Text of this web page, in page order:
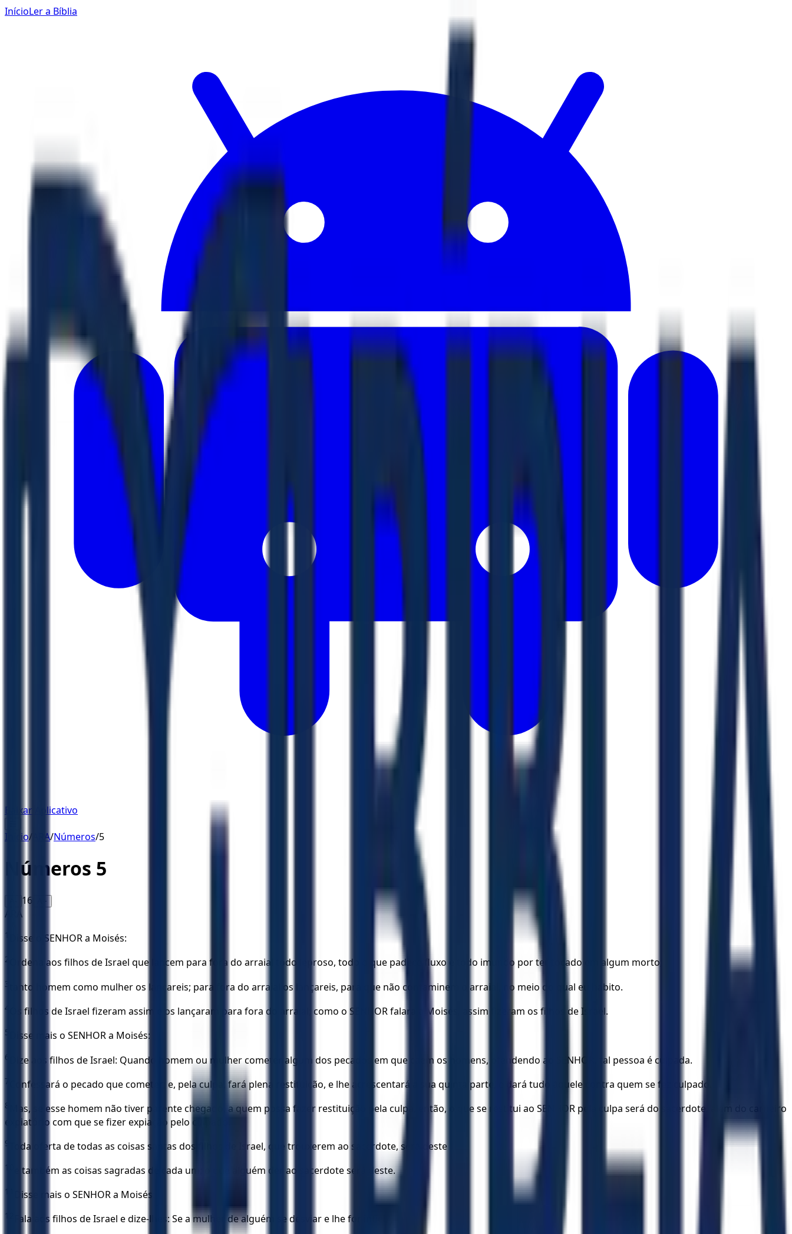
InícioLer a Bíblia
Baixar Aplicativo
Início/ ARA/Números/5
Números 5
16 A+
ARA
1 Disse o SENHOR a Moisés:
2 Ordena aos filhos de Israel que lancem para fora do arraial todo leproso, todo o que padece fluxo e todo imundo por ter tocado em algum morto;
3 tanto homem como mulher os lançareis; para fora do arraial os lançareis, para que não contaminem o arraial, no meio do qual eu habito.
4 Os filhos de Israel fizeram assim e os lançaram para fora do arraial; como o SENHOR falara a Moisés, assim fizeram os filhos de Israel.
5 Disse mais o SENHOR a Moisés:
6 Dize aos filhos de Israel: Quando homem ou mulher cometer algum dos pecados em que caem os homens, ofendendo ao SENHOR, tal pessoa é culpada.
7 Confessará o pecado que cometer; e, pela culpa, fará plena restituição, e lhe acrescentará a sua quinta parte, e dará tudo àquele contra quem se fez culpado.
8
Mas, se esse homem não tiver parente chegado, a quem possa fazer restituição pela culpa, então, o que se restitui ao SENHOR pela culpa será do sacerdote, além do carneiro
expiatório com que se fizer expiação pelo culpado.
9 Toda oferta de todas as coisas santas dos filhos de Israel, que trouxerem ao sacerdote, será deste
10 e também as coisas sagradas de cada um; o que alguém der ao sacerdote será deste.
11 Disse mais o SENHOR a Moisés:
12 Fala aos filhos de Israel e dize-lhes: Se a mulher de alguém se desviar e lhe for infiel,